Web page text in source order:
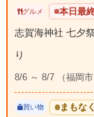
グルメ 本日最
志賀海神社 七夕
り
8/6 ～ 8/7 （福岡市
買い物 まもな